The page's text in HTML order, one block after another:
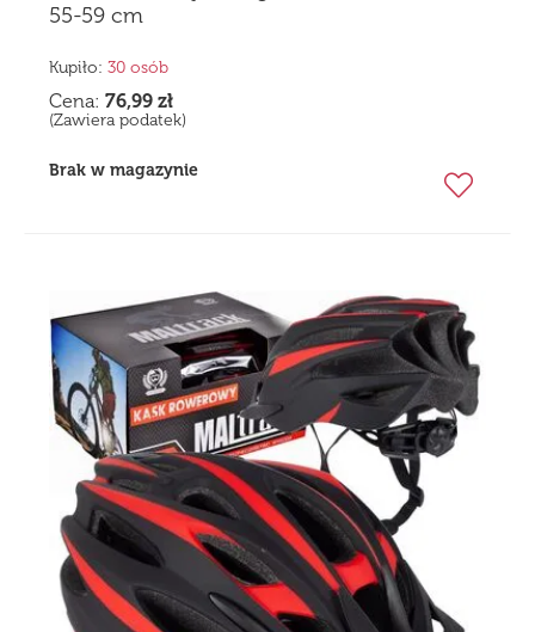
55-59 cm
Kupiło: 30 osób
Cena: 76,99 zł
(Zawiera podatek)
Brak w magazynie